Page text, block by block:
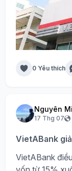
0 Yêu thích
Nguyên
17 Thg 07
VietABank
VietABank